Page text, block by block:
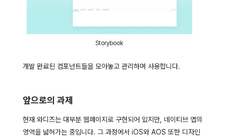
Storybook
개발 완료된 컴포넌트들을 모아놓고 관리하며 사용합니다.
앞으로의 과제
현재 와디즈는 대부분 웹페이지로 구현되어 있지만, 네이티브 앱의
영역을 넓혀가는 중입니다. 그 과정에서 iOS와 AOS 또한 디자인